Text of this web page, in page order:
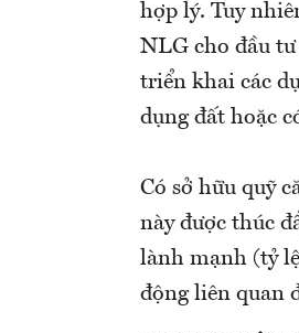
hợp lý. Tuy
NLG cho đầu tư
triển khai các
dụng đất hoặc
Có sở hữu quỹ
này được thúc
lành mạnh (tỷ
động liên quan